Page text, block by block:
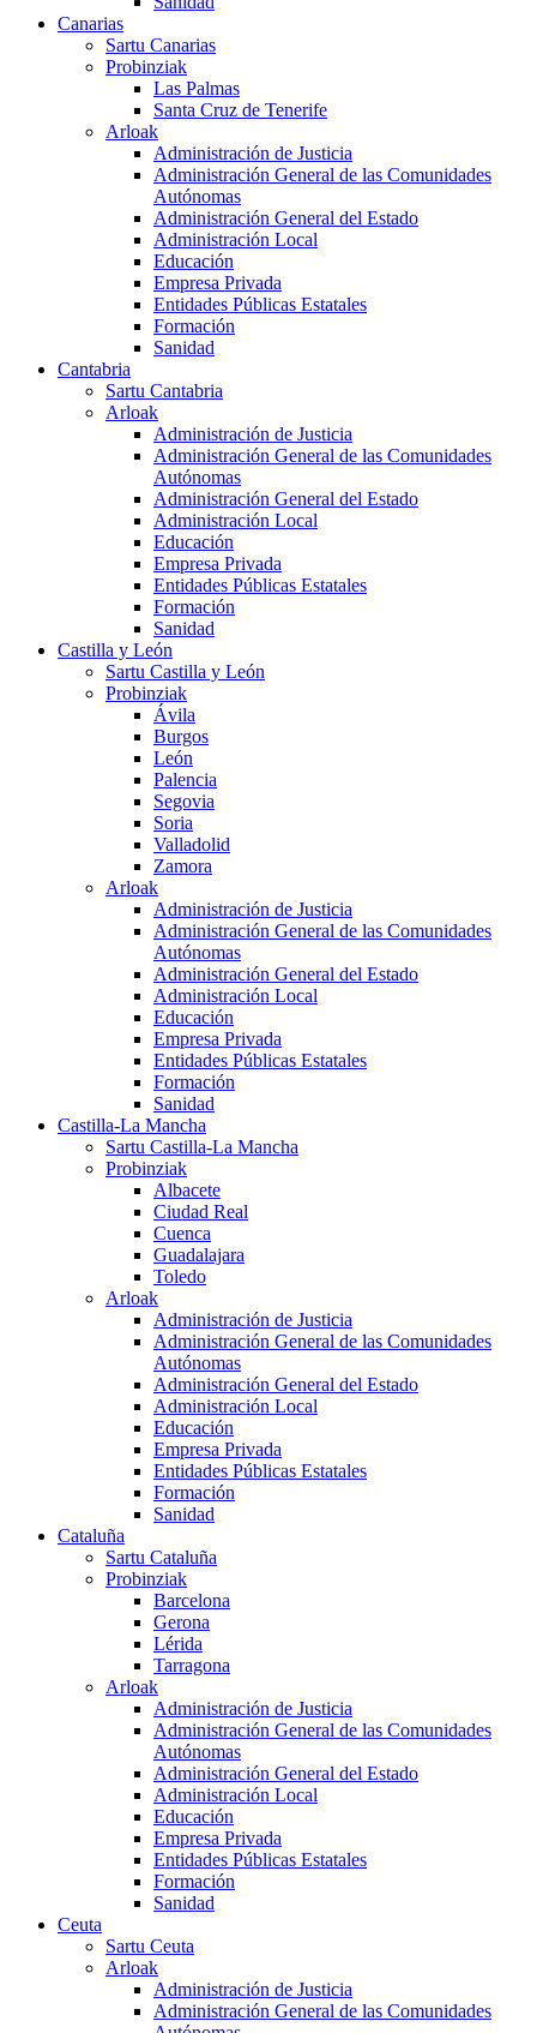
Canarias
Sartu Canarias
Probinziak
Las Palmas
Santa Cruz de Tenerife
Arloak
Administración de Justicia
Administración General de las Comunidades
Autónomas
Administración General del Estado
Administración Local
Educación
Empresa Privada
Entidades Públicas Estatales
Formación
Sanidad
Cantabria
Sartu Cantabria
Arloak
Administración de Justicia
Administración General de las Comunidades
Autónomas
Administración General del Estado
Administración Local
Educación
Empresa Privada
Entidades Públicas Estatales
Formación
Sanidad
Castilla y León
Sartu Castilla y León
Probinziak
Ávila
Burgos
León
Palencia
Segovia
Soria
Valladolid
Zamora
Arloak
Administración de Justicia
Administración General de las Comunidades
Autónomas
Administración General del Estado
Administración Local
Educación
Empresa Privada
Entidades Públicas Estatales
Formación
Sanidad
Castilla-La Mancha
Sartu Castilla-La Mancha
Probinziak
Albacete
Ciudad Real
Cuenca
Guadalajara
Toledo
Arloak
Administración de Justicia
Administración General de las Comunidades
Autónomas
Administración General del Estado
Administración Local
Educación
Empresa Privada
Entidades Públicas Estatales
Formación
Sanidad
Cataluña
Sartu Cataluña
Probinziak
Barcelona
Gerona
Lérida
Tarragona
Arloak
Administración de Justicia
Administración General de las Comunidades
Autónomas
Administración General del Estado
Administración Local
Educación
Empresa Privada
Entidades Públicas Estatales
Formación
Sanidad
Ceuta
Sartu Ceuta
Arloak
Administración de Justicia
Administración General de las Comunidades